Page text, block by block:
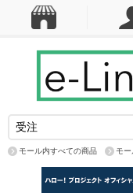
モール内すべての商品 モー